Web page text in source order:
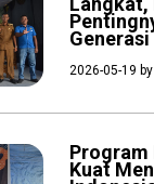
Generasi
2026-05-19 by
Program
Kuat